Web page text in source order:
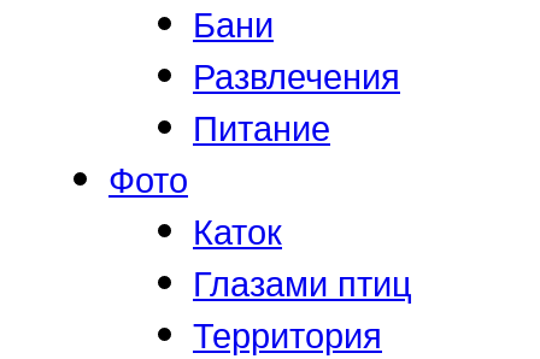
Бани
Развлечения
Питание
Фото
Каток
Глазами птиц
Территория